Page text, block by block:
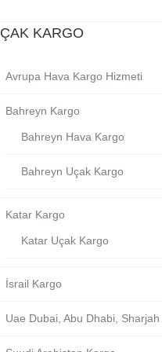
KARGO
Avrupa Hava Kargo Hizmeti
Bahreyn Kargo
Bahreyn Hava Kargo
Bahreyn Uçak Kargo
Katar Kargo
Katar Uçak Kargo
İsrail Kargo
Uae Dubai, Abu Dhabi,